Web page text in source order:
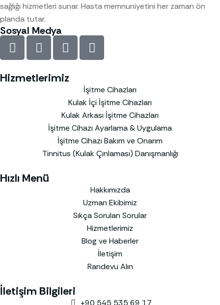
sağlığı hizmetleri sunar. Hasta memnuniyetini her zaman ön
planda tutar.
Sosyal Medya
Hizmetlerimiz
İşitme Cihazları
Kulak İçi İşitme Cihazları
Kulak Arkası İşitme Cihazları
İşitme Cihazı Ayarlama & Uygulama
İşitme Cihazı Bakım ve Onarım
Tinnitus (Kulak Çınlaması) Danışmanlığı
Hızlı Menü
Hakkımızda
Uzman Ekibimiz
Sıkça Sorulan Sorular
Hizmetlerimiz
Blog ve Haberler
İletişim
Randevu Alın
İletişim Bilgileri
+90 545 535 69 17